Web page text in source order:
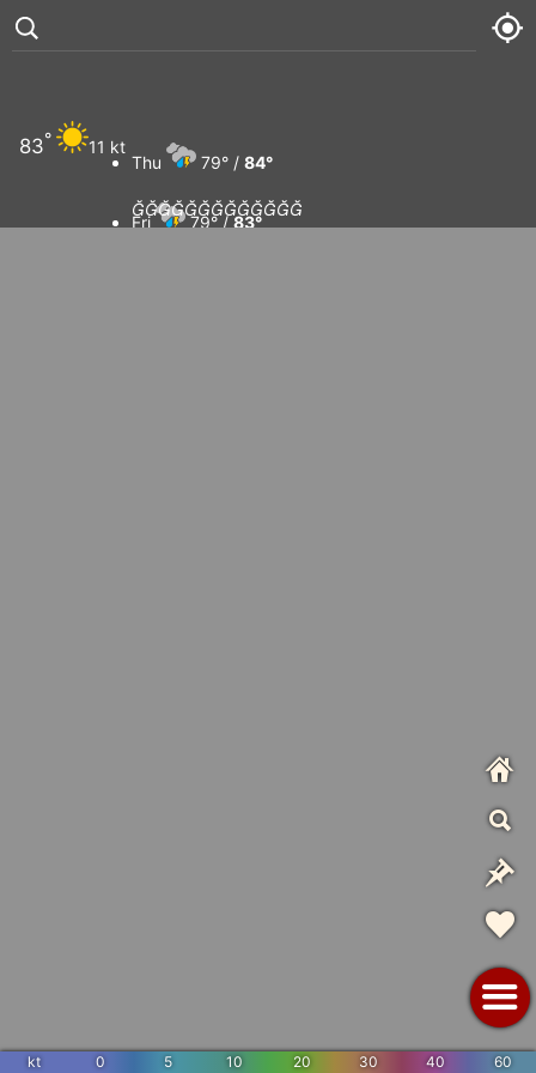
kt 0 5 10 20 30 40 60
83° 11 kt
Thu 79° / 84°
Fri 79° /83°
